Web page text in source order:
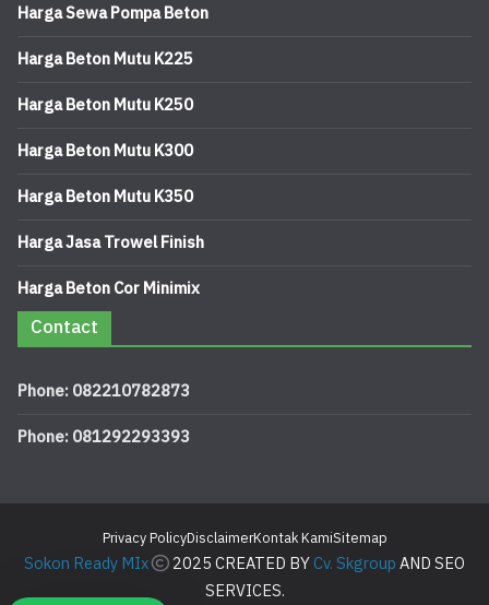
Harga Sewa Pompa Beton
Harga Beton Mutu K225
Harga Beton Mutu K250
Harga Beton Mutu K300
Harga Beton Mutu K350
Harga Jasa Trowel Finish
Harga Beton Cor Minimix
Contact
Phone: 082210782873
Phone: 081292293393
Privacy PolicyDisclaimerKontak KamiSitemap
Sokon Ready MIx 2025 CREATED BYCv. SkgroupAND SEO
SERVICES.